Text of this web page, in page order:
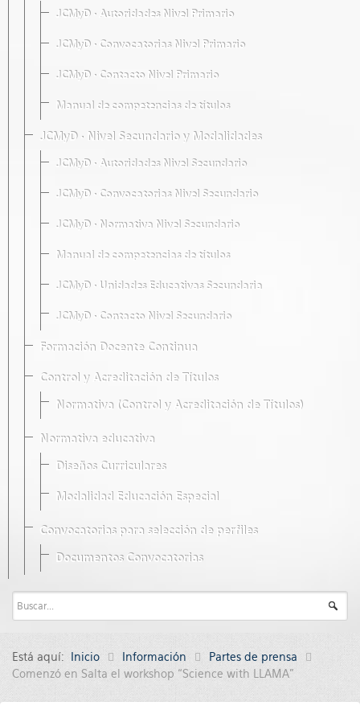
JCMyD · Autoridades Nivel Primario
JCMyD · Convocatorias Nivel Primario
JCMyD · Contacto Nivel Primario
Manual de competencias de títulos
JCMyD · Nivel Secundario y Modalidades
JCMyD · Autoridades Nivel Secundario
JCMyD · Convocatorias Nivel Secundario
JCMyD · Normativa Nivel Secundario
Manual de competencias de títulos
JCMyD · Unidades Educativas Secundaria
JCMyD · Contacto Nivel Secundario
Formación Docente Continua
Control y Acreditación de Títulos
Normativa (Control y Acreditación de Títulos)
Normativa educativa
Diseños Curriculares
Modalidad Educación Especial
Convocatorias para selección de perfiles
Documentos Convocatorias
Está aquí: Inicio Información
Partes de prensa
Comenzó en Salta el workshop “Science with LLAMA”